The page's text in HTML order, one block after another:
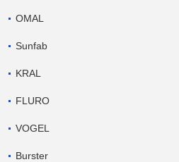
OMAL
Sunfab
KRAL
FLURO
VOGEL
Burster